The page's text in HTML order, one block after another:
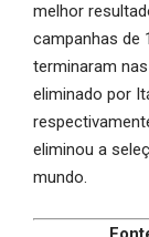
melhor
campanhas de
terminaram
eliminado por
eliminou a
mundo.